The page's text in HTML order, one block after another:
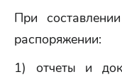
При
распоряжении:
1) отчеты и